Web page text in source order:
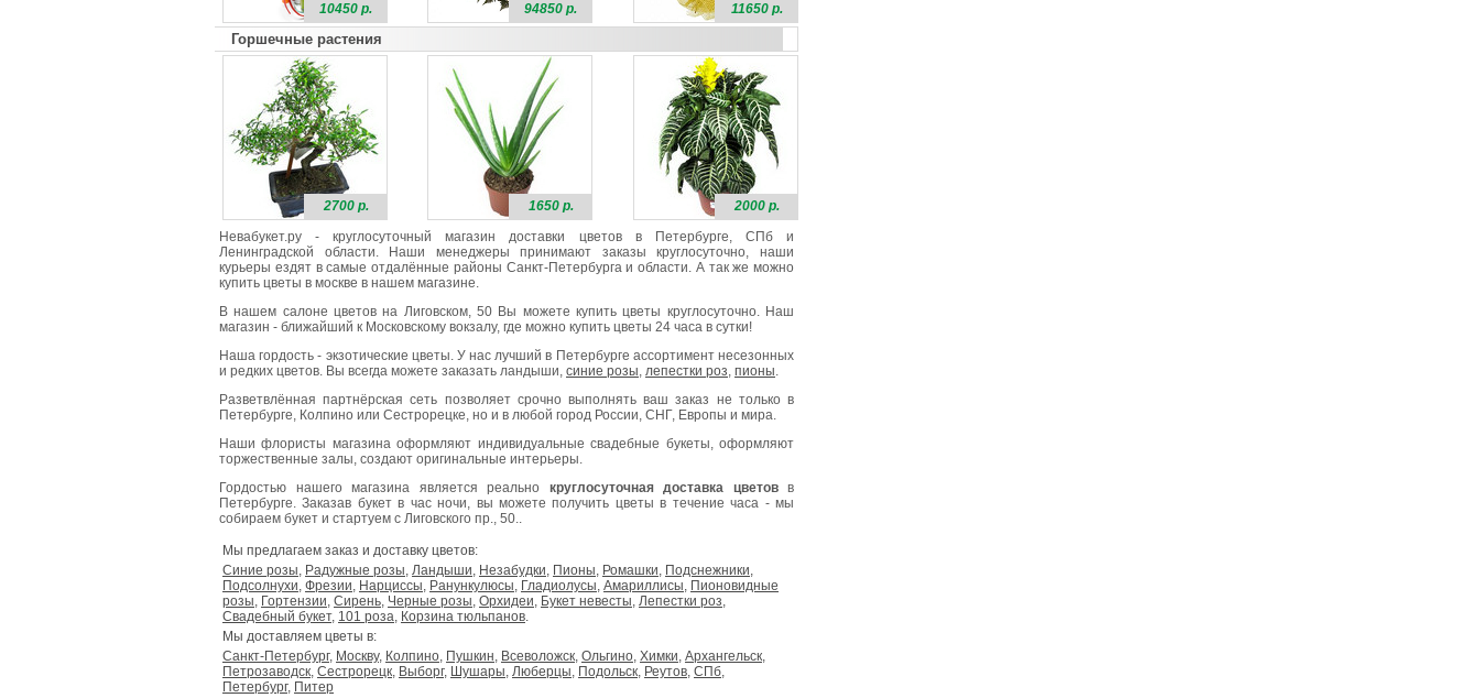
10450 р. 94850 р. 11650 р.
Горшечные растения
2700 р. 1650 р.
2000 р.
Невабукет.ру - круглосуточный магазин доставки цветов в Петербурге, СПб и
Ленинградской области. Наши менеджеры принимают заказы круглосуточно, наши
курьеры ездят в самые отдалённые районы Санкт-Петербурга и области. А так же можно
купить цветы в москве в нашем магазине.
В нашем салоне цветов на Лиговском, 50 Вы можете купить цветы круглосуточно. Наш
магазин - ближайший к Московскому вокзалу, где можно купить цветы 24 часа в сутки!
Наша гордость - экзотические цветы. У нас лучший в Петербурге ассортимент несезонных
и редких цветов. Вы всегда можете заказать ландыши, синие розы, лепестки роз, пионы.
Разветвлённая партнёрская сеть позволяет срочно выполнять ваш заказ не только в
Петербурге, Колпино или Сестрорецке, но и в любой город России, СНГ, Европы и мира.
Наши флористы магазина оформляют индивидуальные свадебные букеты, оформляют
торжественные залы, создают оригинальные интерьеры.
Гордостью нашего магазина является реально круглосуточная доставка цветовв
Петербурге. Заказав букет в час ночи, вы можете получить цветы в течение часа - мы
собираем букет и стартуем с Лиговского пр., 50..
Мы предлагаем заказ и доставку цветов:
Синие розы, Радужные розы, Ландыши, Незабудки, Пионы, Ромашки, Подснежники,
Подсолнухи, Фрезии, Нарциссы, Ранункулюсы, Гладиолусы, Амариллисы, Пионовидные
розы, Гортензии, Сирень, Черные розы, Орхидеи, Букет невесты, Лепестки роз,
Свадебный букет, 101 роза, Корзина тюльпанов.
Мы доставляем цветы в:
Санкт-Петербург, Москву, Колпино, Пушкин, Всеволожск, Ольгино, Химки, Архангельск,
Петрозаводск, Сестрорецк, Выборг, Шушары, Люберцы, Подольск, Реутов, СПб,
Петербург, Питер